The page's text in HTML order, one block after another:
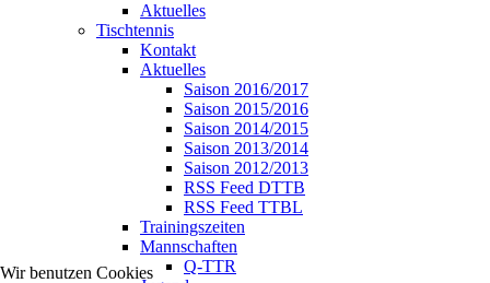
Aktuelles
Tischtennis
Kontakt
Aktuelles
Saison 2016/2017
Saison 2015/2016
Saison 2014/2015
Saison 2013/2014
Saison 2012/2013
RSS Feed DTTB
RSS Feed TTBL
Trainingszeiten
Mannschaften
Q-TTR
Wir benutzen Cookies